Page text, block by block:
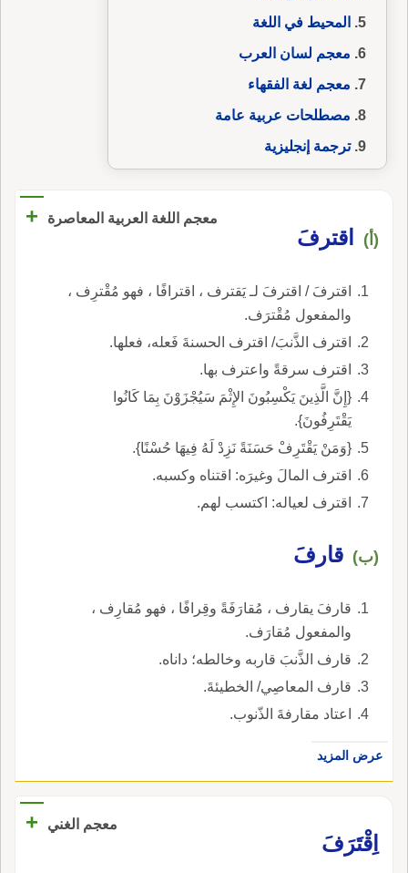
المحيط في اللغة
معجم لسان العرب
معجم لغة الفقهاء
مصطلحات عربية عامة
ترجمة إنجليزية
معجم اللغة العربية المعاصرة +
(أ) اقترفَ
اقترفَ / اقترفَ لـ يَقترف ، اقترافًا ، فهو مُقْترِف ،
والمفعول مُقْترَف.
اقترف الذَّنبَ/ اقترف الحسنةَ فَعله، فعلها.
اقترف سرقةً واعترف بها.
{إِنَّ الَّذِينَ يَكْسِبُونَ الإِثْمَ سَيُجْزَوْنَ بِمَا كَانُوا
يَقْتَرِفُونَ}.
{وَمَنْ يَقْتَرِفْ حَسَنَةً نَزِدْ لَهُ فِيهَا حُسْنًا}.
اقترف المالَ وغيرَه: اقتناه وكسبه.
اقترف لعياله: اكتسب لهم.
(ب) قارفَ
قارفَ يقارف ، مُقارَفَةً وقِرافًا ، فهو مُقارِف ،
والمفعول مُقارَف.
قارف الذَّنبَ قاربه وخالطه؛ داناه.
قارف المعاصِي/ الخطيئةَ.
اعتاد مقارفةَ الذّنوب.
عرض المزيد
معجم الغني
+
اِقْتَرَفَ